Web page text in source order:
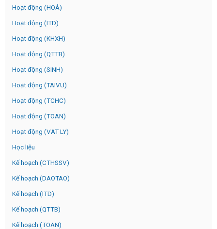
Hoạt động (HOÁ)
Hoạt động (ITD)
Hoạt động (KHXH)
Hoạt động (QTTB)
Hoạt động (SINH)
Hoạt động (TAIVU)
Hoạt động (TCHC)
Hoạt động (TOAN)
Hoạt động (VAT LY)
Học liệu
Kế hoạch (CTHSSV)
Kế hoạch (DAOTAO)
Kế hoạch (ITD)
Kế hoạch (QTTB)
Kế hoạch (TOAN)